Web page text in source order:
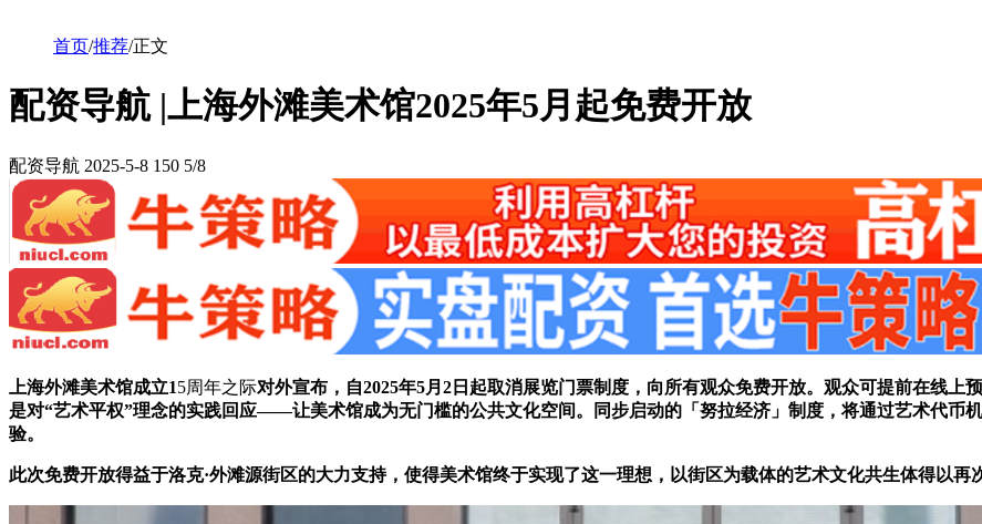
首页/推荐/正文
配资导航 |上海外滩美术馆2025年5月起免费开放
配资导航 2025-5-8 150 5/8
上海外滩美术馆成立15周年之际对外宣布，自2025年5月2日起取消展览门票制度，向所有观众免费开放。观众可提前在线上
是对“艺术平权”理念的实践回应——让美术馆成为无门槛的公共文化空间。同步启动的「努拉经济」制度，将通过艺术代币
验。
此次免费开放得益于洛克·外滩源街区的大力支持， 使得美术馆终于实现了这一理想 ，以街区为载体的艺术文化共生体得以再